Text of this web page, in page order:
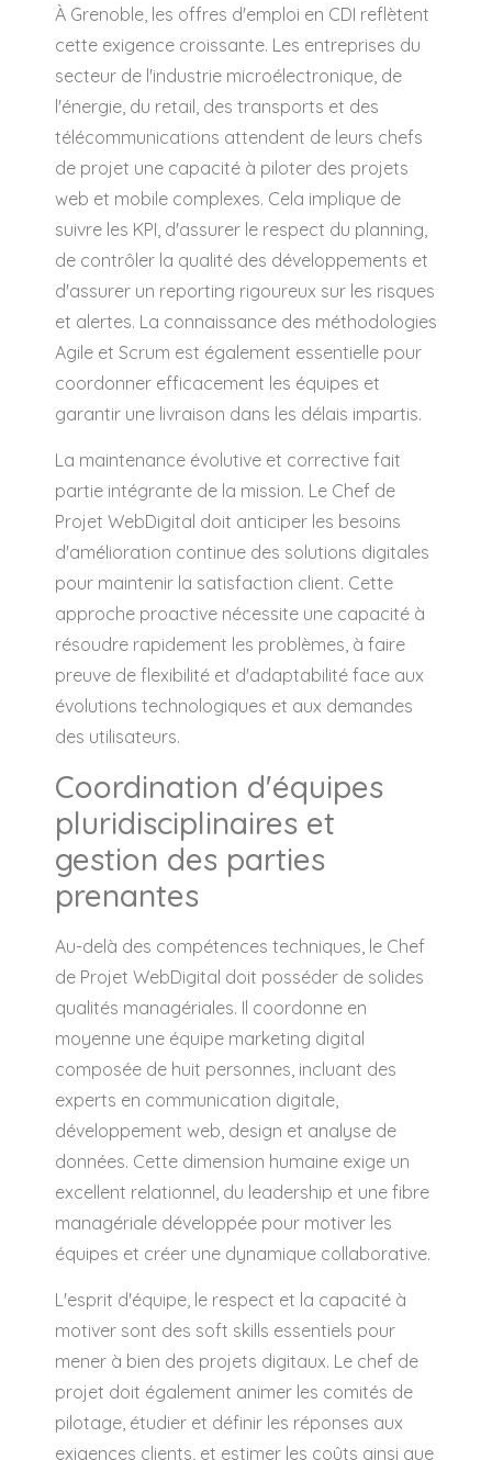
À Grenoble, les offres d'emploi en CDI reflètent
cette exigence croissante. Les entreprises du
secteur de l'industrie microélectronique, de
l'énergie, du retail, des transports et des
télécommunications attendent de leurs chefs
de projet une capacité à piloter des projets
web et mobile complexes. Cela implique de
suivre les KPI, d'assurer le respect du planning,
de contrôler la qualité des développements et
d'assurer un reporting rigoureux sur les risques
et alertes. La connaissance des méthodologies
Agile et Scrum est également essentielle pour
coordonner efficacement les équipes et
garantir une livraison dans les délais impartis.
La maintenance évolutive et corrective fait
partie intégrante de la mission. Le Chef de
Projet WebDigital doit anticiper les besoins
d'amélioration continue des solutions digitales
pour maintenir la satisfaction client. Cette
approche proactive nécessite une capacité à
résoudre rapidement les problèmes, à faire
preuve de flexibilité et d'adaptabilité face aux
évolutions technologiques et aux demandes
des utilisateurs.
Coordination d'équipes
pluridisciplinaires et
gestion des parties
prenantes
Au-delà des compétences techniques, le Chef
de Projet WebDigital doit posséder de solides
qualités managériales. Il coordonne en
moyenne une équipe marketing digital
composée de huit personnes, incluant des
experts en communication digitale,
développement web, design et analyse de
données. Cette dimension humaine exige un
excellent relationnel, du leadership et une fibre
managériale développée pour motiver les
équipes et créer une dynamique collaborative.
L'esprit d'équipe, le respect et la capacité à
motiver sont des soft skills essentiels pour
mener à bien des projets digitaux. Le chef de
projet doit également animer les comités de
pilotage, étudier et définir les réponses aux
exigences clients, et estimer les coûts ainsi que